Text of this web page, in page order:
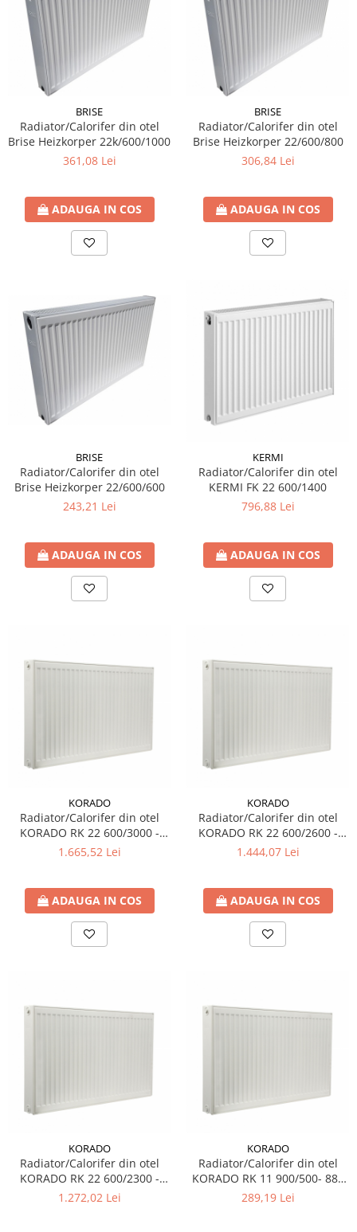
BRISE
Radiator/Calorifer din otel
Brise Heizkorper 22k/600/1000
361,08 Lei
ADAUGA IN COS
BRISE
Radiator/Calorifer din otel
Brise Heizkorper 22/600/800
306,84 Lei
ADAUGA IN COS
BRISE
Radiator/Calorifer din otel
Brise Heizkorper 22/600/600
243,21 Lei
ADAUGA IN COS
KERMI
Radiator/Calorifer din otel
KERMI FK 22 600/1400
796,88 Lei
ADAUGA IN COS
KORADO
Radiator/Calorifer din otel
KORADO RK 22 600/3000 -
6425 W
1.665,52 Lei
ADAUGA IN COS
KORADO
Radiator/Calorifer din otel
KORADO RK 22 600/2600 -
5569 W
1.444,07 Lei
ADAUGA IN COS
KORADO
Radiator/Calorifer din otel
KORADO RK 22 600/2300 -
4926 W
1.272,02 Lei
KORADO
Radiator/Calorifer din otel
KORADO RK 11 900/500- 887
W
289,19 Lei